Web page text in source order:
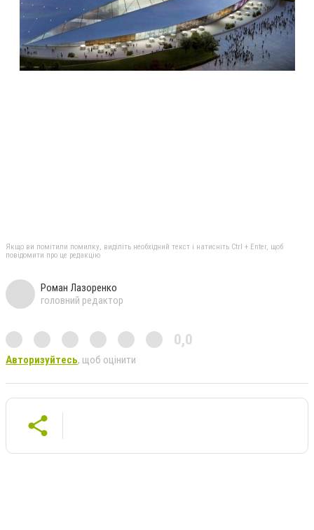
Якщо ви помітили помилку, виділіть необхідний текст і натисніть Ctrl + Enter, щоб
повідомити про це редакцію
Роман Лазоренко
головний редактор
0,0
Авторизуйтесь, щоб оцінити